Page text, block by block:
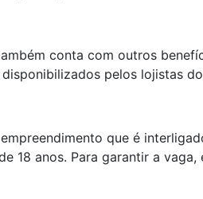
conta com outros
pelos lojistas
que é
18 anos. Para garantir a